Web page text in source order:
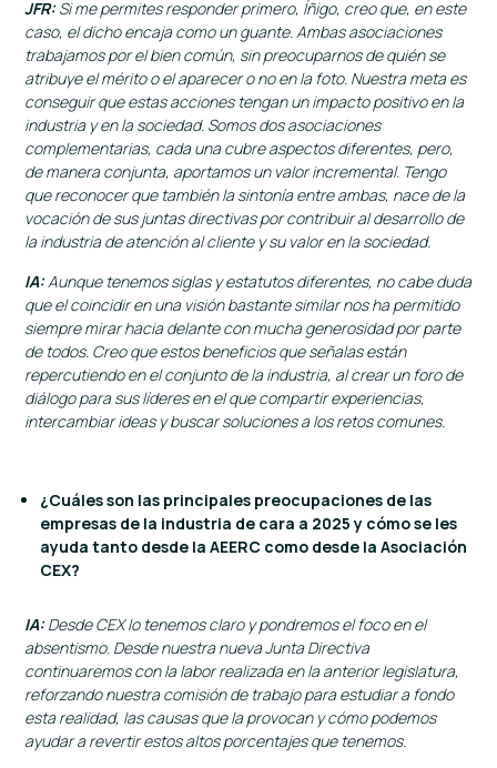
JFR:Si me permites responder primero, Íñigo, creo que, en este
caso, el dicho encaja como un guante. Ambas asociaciones
trabajamos por el bien común, sin preocuparnos de quién se
atribuye el mérito o el aparecer o no en la foto. Nuestra meta es
conseguir que estas acciones tengan un impacto positivo en la
industria y en la sociedad. Somos dos asociaciones
complementarias, cada una cubre aspectos diferentes, pero,
de manera conjunta, aportamos un valor incremental. Tengo
que reconocer que también la sintonía entre ambas, nace de la
vocación de sus juntas directivas por contribuir al desarrollo de
la industria de atención al cliente y su valor en la sociedad.
IA:Aunque tenemos siglas y estatutos diferentes, no cabe duda
que el coincidir en una visión bastante similar nos ha permitido
siempre mirar hacia delante con mucha generosidad por parte
de todos. Creo que estos beneficios que señalas están
repercutiendo en el conjunto de la industria, al crear un foro de
diálogo para sus líderes en el que compartir experiencias,
intercambiar ideas y buscar soluciones a los retos comunes.
¿Cuáles son las principales preocupaciones de las
empresas de la industria de cara a 2025 y cómo se les
ayuda tanto desde la AEERC como desde la Asociación
CEX?
IA:Desde CEX lo tenemos claro y pondremos el foco en el
absentismo. Desde nuestra nueva Junta Directiva
continuaremos con la labor realizada en la anterior legislatura,
reforzando nuestra comisión de trabajo para estudiar a fondo
esta realidad, las causas que la provocan y cómo podemos
ayudar a revertir estos altos porcentajes que tenemos.